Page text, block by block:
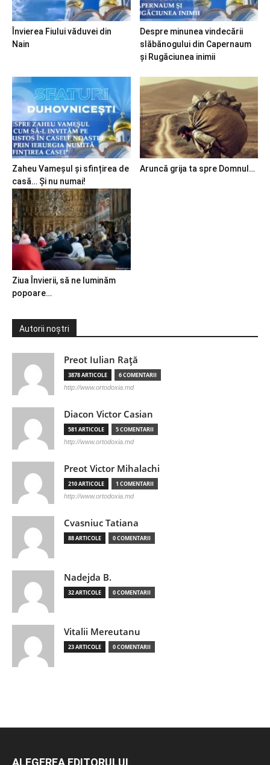
Învierea Fiului văduvei din
Nain
Despre minunea vindecării
slăbănogului din Capernaum
și Rugăciunea inimii
Zaheu Vameșul și sfințirea de
casă… Și nu numai!
Aruncă grija ta spre Domnul…
Ziua Învierii, să ne luminăm
popoare…
Autorii noștri
Preot Iulian Raţă
3878 ARTICOLE 6 COMENTARII
http://www.ortodoxia.md
Diacon Victor Casian
581 ARTICOLE 5 COMENTARII
http://www.ortodoxia.md
Preot Victor Mihalachi
210 ARTICOLE 1 COMENTARII
http://www.ortodoxia.md
Cvasniuc Tatiana
88 ARTICOLE 0 COMENTARII
Nadejda B.
32 ARTICOLE 0 COMENTARII
Vitalii Mereutanu
23 ARTICOLE 0 COMENTARII
ALEGEREA EDITORULUI